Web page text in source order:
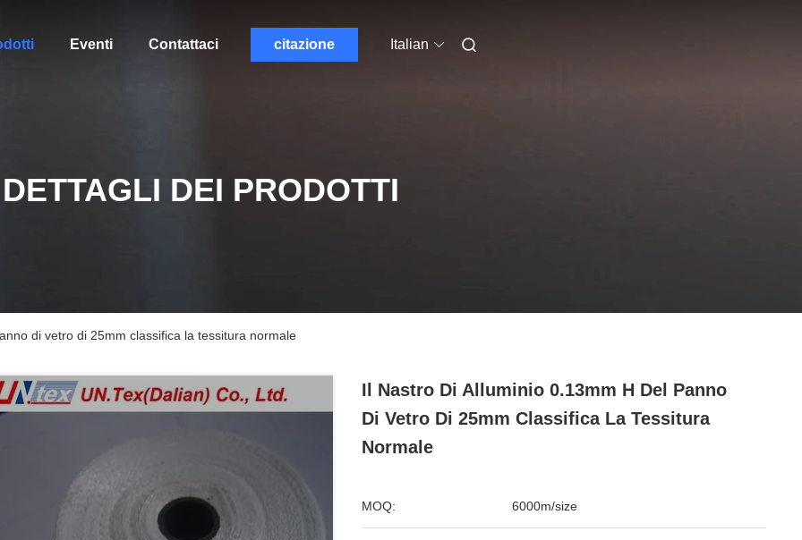
Eventi Contattaci citazione Italian
DETTAGLI DEI PRODOTTI
di vetro di 25mm classifica la tessitura normale
Il Nastro Di Alluminio 0.13mm H Del Panno
Di Vetro Di 25mm Classifica La Tessitura
Normale
MOQ: 6000m/size